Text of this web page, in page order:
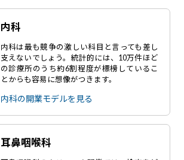
内科
内科は最も競争の激しい科目と言っても差し
支えないでしょう。統計的には、10万件ほど
の診療所のうち約6割程度が標榜しているこ
とからも容易に想像がつきます。
内科の開業モデルを見る
耳鼻咽喉科